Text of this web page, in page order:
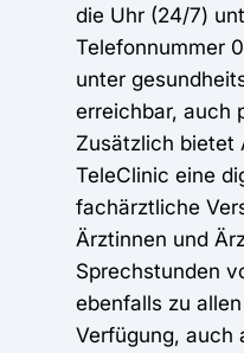
die Uhr (24/7)
Telefonnummer
unter
erreichbar, auch
Zusätzlich bietet
TeleClinic eine
fachärztliche
Ärztinnen und
Sprechstunden
ebenfalls zu
Verfügung, auch